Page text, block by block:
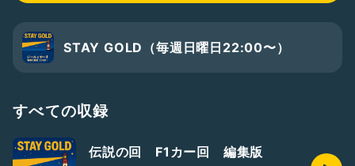
STAY GOLD（毎週日曜日22:00〜）
すべての収録
伝説の回 F1カー回 編集版